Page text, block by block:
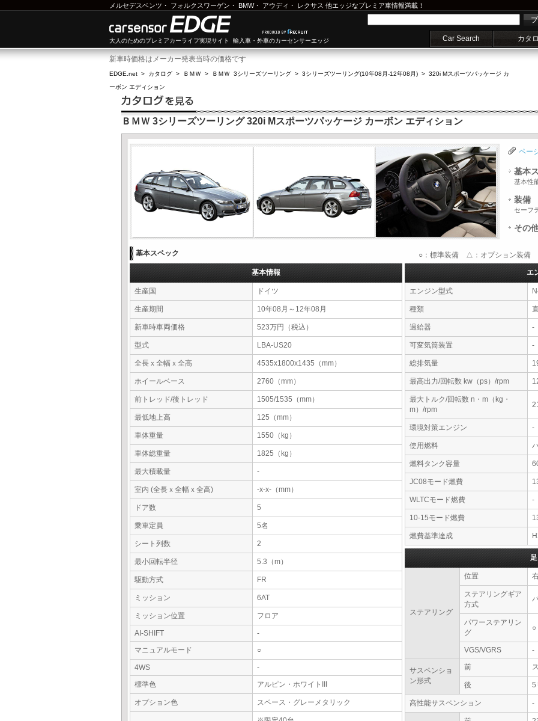
メルセデスベンツ ・ フォルクスワーゲン ・ BMW・ アウディ ・ レクサス 他エッジなプレミア車情報満載！
大人のためのプレミアカーライフ実現サイト 輸入車・外車のカーセンサーエッジ Car Search カタ
新車時価格はメーカー発表当時の価格です
EDGE.net > カタログ > ＢＭＷ > ＢＭＷ 3シリーズツーリング > 3シリーズツーリング(10年08月-12年08月) > 320i Mスポーツパッケージ カ
ーボン エディション
ＢＭＷ 3シリーズツーリング 320i Mスポーツパッケージ カーボン エディション
ペー
基本
基本性
装備
セーフ
その
基本スペック ○：標準装備 △：オプション装備 -
基本情報
生産国 ドイツ
生産期間 10年08月～12年08月
新車時車両価格 523万円（税込）
型式 LBA-US20
全長ｘ全幅ｘ全高 4535x1800x1435（mm）
ホイールベース 2760（mm）
前トレッド/後トレッド 1505/1535（mm）
最低地上高 125（mm）
車体重量 1550（kg）
車体総重量 1825（kg）
最大積載量 -
室内 (全長ｘ全幅ｘ全高) -x-x-（mm）
ドア数 5
乗車定員 5名
シート列数 2
最小回転半径 5.3（m）
駆動方式 FR
ミッション 6AT
ミッション位置 フロア
AI-SHIFT
-
マニュアルモード
○
4WS
-
標準色
アルピン・ホワイトIII
オプション色 スペース・グレーメタリック
エ
エンジン型式
種類
過給器 -
可変気筒装置 -
総排気量
最高出力/回転数 kw（ps）/rpm
最大トルク/回転数 n・m（kg・
m）/rpm
環境対策エンジン -
使用燃料
燃料タンク容量
JC08モード燃費
WLTCモード燃費 -
10-15モード燃費
燃費基準達成
ステアリング
位置
ステアリングギア
方式
パワーステアリン
グ
○
VGS/VGRS -
サスペンショ
ン形式
前
後 5
高性能サスペンション -